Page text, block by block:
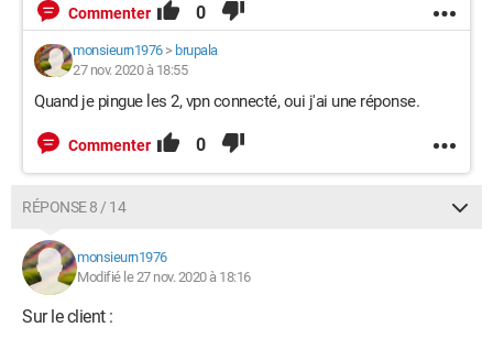
Commenter 0
monsieurn1976> brupala
27 nov. 2020 à 18:55
Quand je pingue les 2, vpn connecté, oui j'ai une réponse.
Commenter 0
RÉPONSE 8 / 14
monsieurn1976
Modifié le 27 nov. 2020 à 18:16
Sur le client :